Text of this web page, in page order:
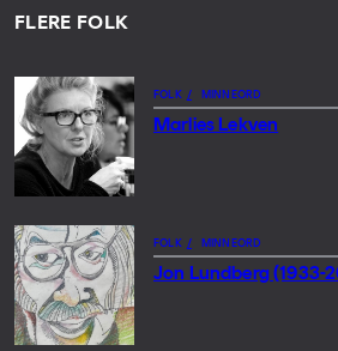
FLERE FOLK
FOLK / MINNEORD
Marlies Lekven
FOLK / MINNEORD
Jon Lundberg (1933-